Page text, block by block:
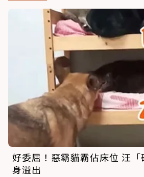
好委屈！惡霸貓霸佔床位 汪
身溢出